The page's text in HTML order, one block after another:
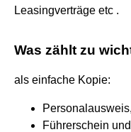
Leasingverträge etc .
Was zählt zu
als einfache Kopie:
Führerschein